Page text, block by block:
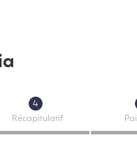
4
Récapitulatif